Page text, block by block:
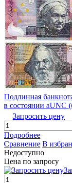
Подлинная
в состоянии аUNC
Запросить цену
Подробнее
Сравнение В
Недоступно
Цена по запросу